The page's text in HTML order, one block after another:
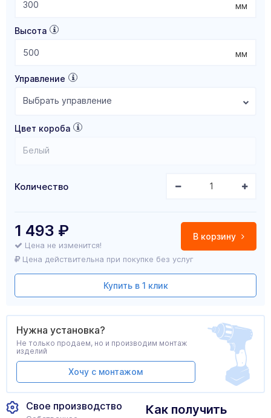
мм
Высота
мм
Управление
Выбрать управление
Цвет короба
Белый
Количество
В корзину
1 493 ₽
Цена не изменится!
Цена действительна при покупке без услуг
Купить в 1 клик
Свое производство
Как получить
Нужна установка?
Не только продаем, но и производим монтаж
изделий
Хочу с монтажом